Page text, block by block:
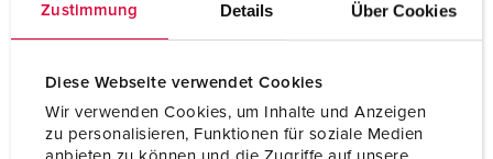
Zustimmung Details Über Cookies
Diese Webseite verwendet Cookies
Wir verwenden Cookies, um Inhalte und Anzeigen
zu personalisieren, Funktionen für soziale Medien
Technische Daten
Wandsteckdose 75022
Pole 4 p